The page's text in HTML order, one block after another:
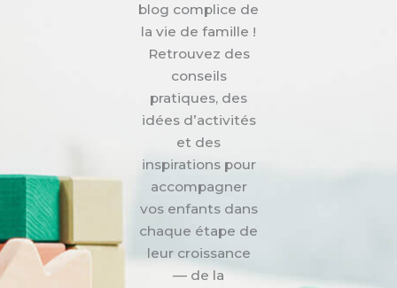
blog complice de
la vie de famille !
Retrouvez des
conseils
pratiques, des
idées d’activités
et des
inspirations pour
accompagner
vos enfants dans
chaque étape de
leur croissance
— de la